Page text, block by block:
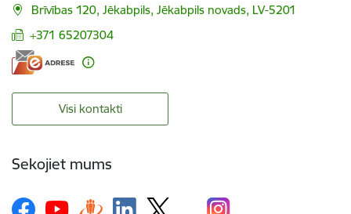
Brīvības 120, Jēkabpils, Jēkabpils novads, LV-5201
+371 65207304
Visi kontakti
Sekojiet mums